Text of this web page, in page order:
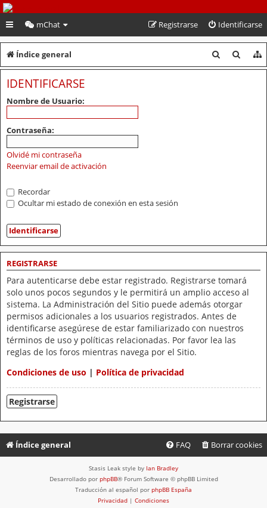
PeruVoley.com
mChat Identificarse
Registrarse
Índice general
u
u
IDENTIFICARSE
Nombre de Usuario:
Contraseña:
Olvidé mi contraseña
Reenviar email de activación
Recordar
Ocultar mi estado de conexión en esta sesión
REGISTRARSE
Para autenticarse debe estar registrado. Registrarse tomará
solo unos pocos segundos y le permitirá un amplio acceso al
sistema. La Administración del Sitio puede además otorgar
permisos adicionales a los usuarios registrados. Antes de
identificarse asegúrese de estar familiarizado con nuestros
términos de uso y políticas relacionadas. Por favor lea las
reglas de los foros mientras navega por el Sitio.
Condiciones de uso | Política de privacidad
Registrarse
Índice general Borrar cookies
FAQ
Stasis Leak style by Ian Bradley
Desarrollado por phpBB® Forum Software © phpBB Limited
Traducción al español por phpBB España
Privacidad | Condiciones